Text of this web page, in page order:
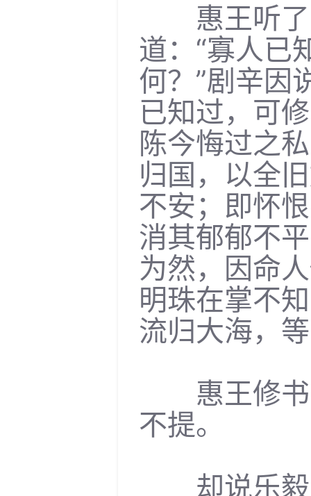
惠王听了
道：“寡人已
何？”剧辛因
已知过，可
陈今悔过之
归国，以全
不安；即怀
消其郁郁不
为然，因命
明珠在掌不
流归大海，
惠王修书
不提。
却说乐毅